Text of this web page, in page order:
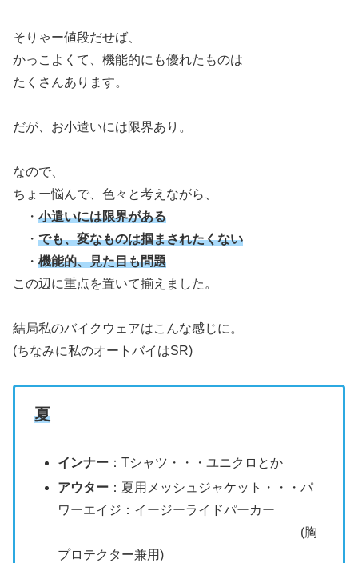
そりゃー値段だせば、
かっこよくて、機能的にも優れたものは
たくさんあります。
だが、お小遣いには限界あり。
なので、
ちょー悩んで、色々と考えながら、
・ 小遣いには限界がある
・ でも、変なものは掴まされたくない
・ 機能的、見た目も問題
この辺に重点を置いて揃えました。
結局私のバイクウェアはこんな感じに。
(ちなみに私のオートバイはSR)
夏
インナー ：Tシャツ・・・ユニクロとか
アウター ：夏用メッシュジャケット・・・パ
ワーエイジ：イージーライドパーカー
(胸
プロテクター兼用)